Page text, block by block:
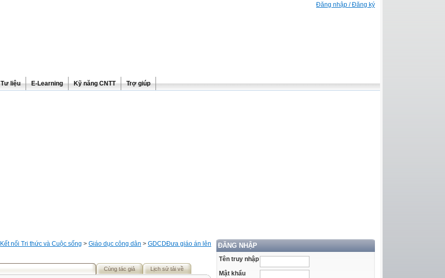
Đăng nhập / Đăng ký
Tư liệu E-Learning Kỹ năng CNTT Trợ giúp
ĐĂNG NHẬP
Tên truy nhập
Mật khẩu
Đưa giáo án lên
Kết nối Tri thức và Cuộc sống > Giáo dục công dân > GDCD
Cùng tác giả Lịch sử tải về